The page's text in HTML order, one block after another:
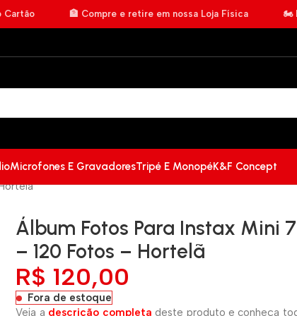
Microfones E GravadoresTripé E MonopéK&F Concept
Álbum Fotos Para Instax Mini 7
– 120 Fotos – Hortelã
R$ 120,00
Fora de estoque
Veja a descrição completa deste produto e conheça
Cartão 🏦 Compre e retire em nossa Loja Física 🏍️